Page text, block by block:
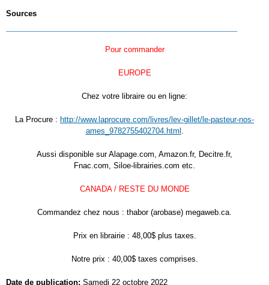
Sources
Pour commander
EUROPE
Chez votre libraire ou en ligne:
La Procure : http://www.laprocure.com/livres/lev-gillet/le-pasteur-nos-
ames_9782755402704.html
Aussi disponible sur Alapage.com, Amazon.fr, Decitre.fr,
Fnac.com, Siloe-librairies.com etc.
CANADA / RESTE DU MONDE
Commandez chez nous : thabor (arobase) megaweb.ca.
Prix en librairie : 48,00$ plus taxes.
Notre prix : 40,00$ taxes comprises.
Date de publication: Samedi 22 octobre 2022